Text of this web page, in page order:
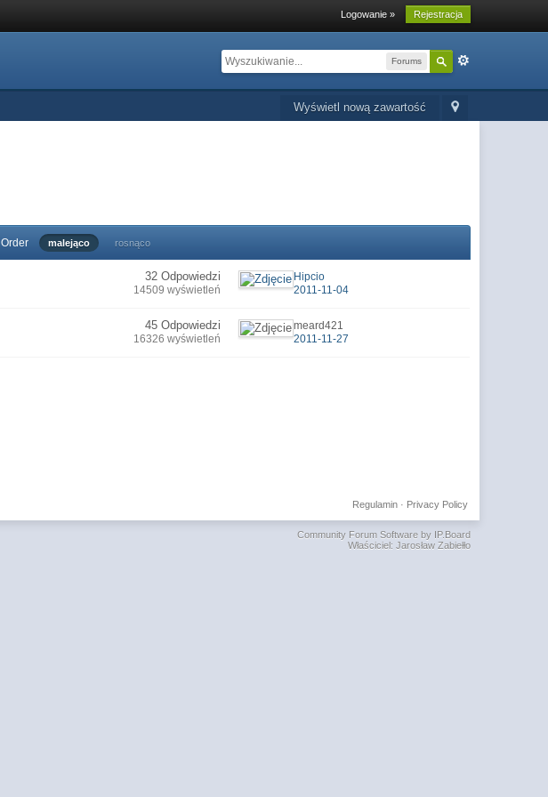
Logowanie » Rejestracja
Forums
Wyświetl nową zawartość
Order malejąco rosnąco
32 Odpowiedzi
14509 wyświetleń
Hipcio
2011-11-04
45 Odpowiedzi
16326 wyświetleń
meard421
2011-11-27
Privacy Policy
Regulamin·
Community Forum Software by IP.Board
Właściciel: Jarosław Zabiełło